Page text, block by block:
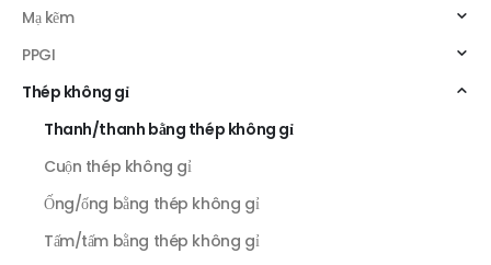
Mạ kẽm
PPGI
Thép không gỉ
Thanh/thanh bằng thép không gỉ
Cuộn thép không gỉ
Ống/ống bằng thép không gỉ
Tấm/tấm bằng thép không gỉ